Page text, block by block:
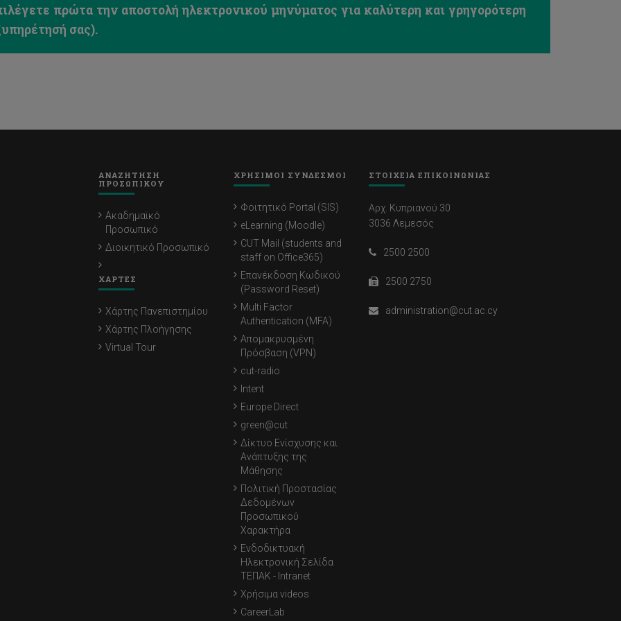
πρώτα την αποστολή ηλεκτρονικού μηνύματος για καλύτερη και γρηγορότερη
σας).
ΑΝΑΖΗΤΗΣΗ
ΠΡΟΣΩΠΙΚΟΥ
Ακαδημαϊκό
Προσωπικό
Διοικητικό Προσωπικό
ΧΑΡΤΕΣ
Χάρτης Πανεπιστημίου
Χάρτης Πλοήγησης
Virtual Tour
ΧΡΗΣΙΜΟΙ ΣΥΝΔΕΣΜΟΙ
Φοιτητικό Portal (SIS)
eLearning (Moodle)
CUT Mail (students and
staff on Office365)
Επανέκδοση Κωδικού
(Password Reset)
Multi Factor
Authentication (MFA)
Απομακρυσμένη
Πρόσβαση (VPN)
cut-radio
Intent
Europe Direct
green@cut
Δίκτυο Ενίσχυσης και
Ανάπτυξης της
Μάθησης
Πολιτική Προστασίας
Δεδομένων
Προσωπικού
Χαρακτήρα
Ενδοδικτυακή
Ηλεκτρονική Σελίδα
ΤΕΠΑΚ - Intranet
Χρήσιμα videos
CareerLab
ΣΤΟΙΧΕΙΑ ΕΠΙΚΟΙΝΩΝΙΑΣ
Αρχ. Κυπριανού 30
3036 Λεμεσός
2500 2500
2500 2750
administration@cut.ac.cy